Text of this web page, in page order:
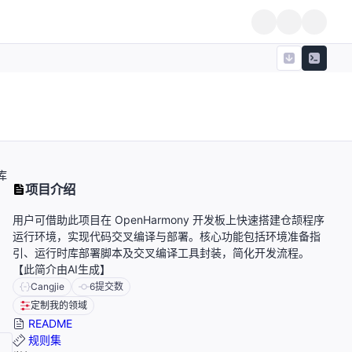
项目介绍
用户可借助此项目在 OpenHarmony 开发板上快速搭建仓颉程序
运行环境，实现代码交叉编译与部署。核心功能包括环境准备指
引、运行时库部署脚本及交叉编译工具封装，简化开发流程。
【此简介由AI生成】
Cangjie 6提交数
定制我的领域
README
规则集